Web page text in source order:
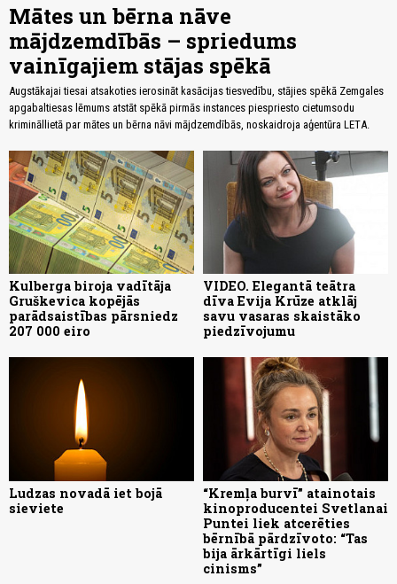
Mātes un bērna nāve
mājdzemdībās – spriedums
vainīgajiem stājas spēkā
Augstākajai tiesai atsakoties ierosināt kasācijas tiesvedību, stājies spēkā Zemgales
apgabaltiesas lēmums atstāt spēkā pirmās instances piespriesto cietumsodu
krimināllietā par mātes un bērna nāvi mājdzemdībās, noskaidroja aģentūra LETA.
Kulberga biroja vadītāja
Gruškevica kopējās
parādsaistības pārsniedz
207 000 eiro
VIDEO. Elegantā teātra
dīva Evija Krūze atklāj
savu vasaras skaistāko
piedzīvojumu
Ludzas novadā iet bojā
sieviete
“Kremļa burvī” atainotais
kinoproducentei Svetlanai
Puntei liek atcerēties
bērnībā pārdzīvoto: “Tas
bija ārkārtīgi liels
cinisms”